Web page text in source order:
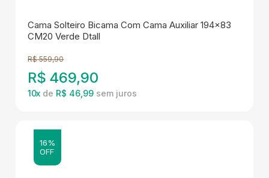
Cama Solteiro Bicama Com Cama Auxiliar 194x83
CM20 Verde Dtall
R$ 559,90
R$ 469,90
10x de R$ 46,99
16%
OFF